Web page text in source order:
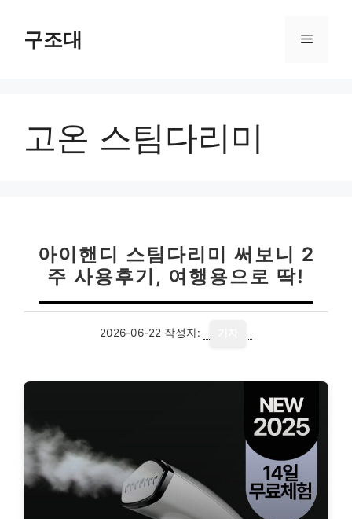
구조대 메
고온 스팀다리미
아이핸디 스팀다리미 써보니 2
주 사용후기, 여행용으로 딱!
2026-06-22 작성자: